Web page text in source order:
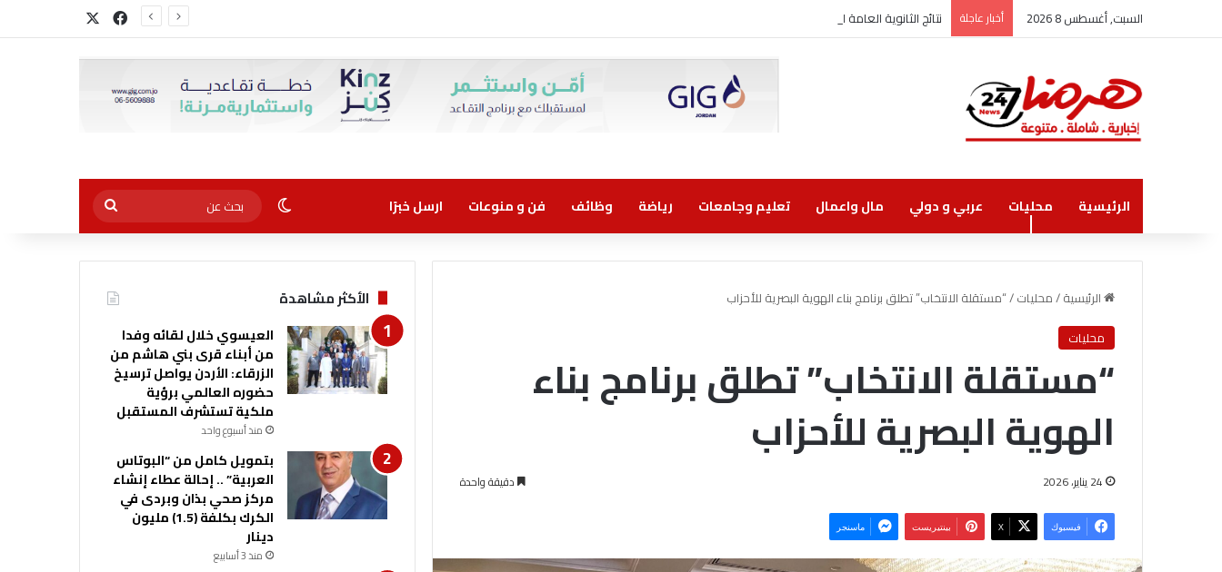
السبت, أغسطس 8 2026 أخبار عاجلة نتائج الثانوية العامة الاثنين فيسبوك
الرئيسية محليات عربي و دولي مال واعمال تعليم وجامعات رياضة وظائف فن و منوعات ارسل خبرًا الوضع المظلم
بحث
عن
الرئيسية/محليات/“مستقلة الانتخاب” تطلق برنامج بناء الهوية البصرية للأحزاب
محليات
“مستقلة الانتخاب” تطلق برنامج بناء
الهوية البصرية للأحزاب
24 يناير، 2026 دقيقة واحدة
فيسبوك ‫X بينتيريست ماسنجر
الأكثر مشاهدة
العيسوي خلال لقائه وفدا
من أبناء قرى بني هاشم من
الزرقاء: الأردن يواصل ترسيخ
حضوره العالمي برؤية
ملكية تستشرف المستقبل
منذ أسبوع واحد
بتمويل كامل من “البوتاس
العربية” .. إحالة عطاء إنشاء
مركز صحي بذان وبردى في
الكرك بكلفة (1.5) مليون
دينار
منذ 3 أسابيع